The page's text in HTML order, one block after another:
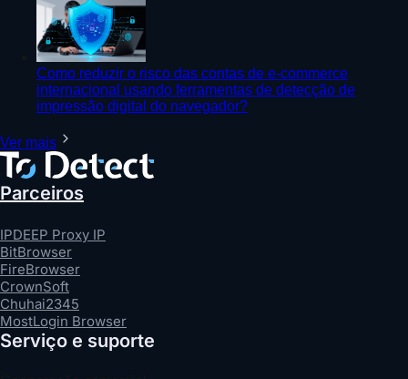
Como reduzir o risco das contas de e-commerce
internacional usando ferramentas de detecção de
impressão digital do navegador?
Ver mais
Parceiros
IPDEEP Proxy IP
BitBrowser
FireBrowser
CrownSoft
Chuhai2345
MostLogin Browser
Serviço e suporte